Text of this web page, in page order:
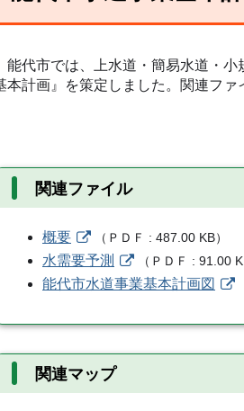
能代市では、上水道・簡易水道・小
本計画』を策定しました。関連ファ
関連ファイル
概要 （ ＰＤＦ 487.00 KB）
水需要予測 （ ＰＤＦ 91.00
能代市水道事業基本計画図
関連マップ